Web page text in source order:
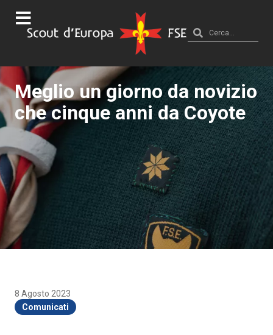
Meglio un giorno da novizio
che cinque anni da Coyote
8 Agosto 2023
Comunicati